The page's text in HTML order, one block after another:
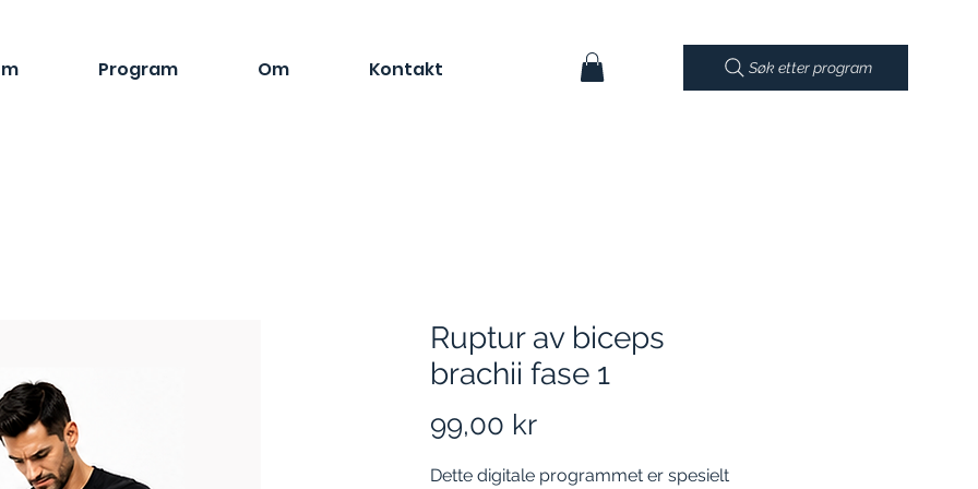
Program Om Kontakt Søk etter program
Ruptur av biceps
brachii fase 1
99,00 krPris
Dette digitale programmet er spesielt